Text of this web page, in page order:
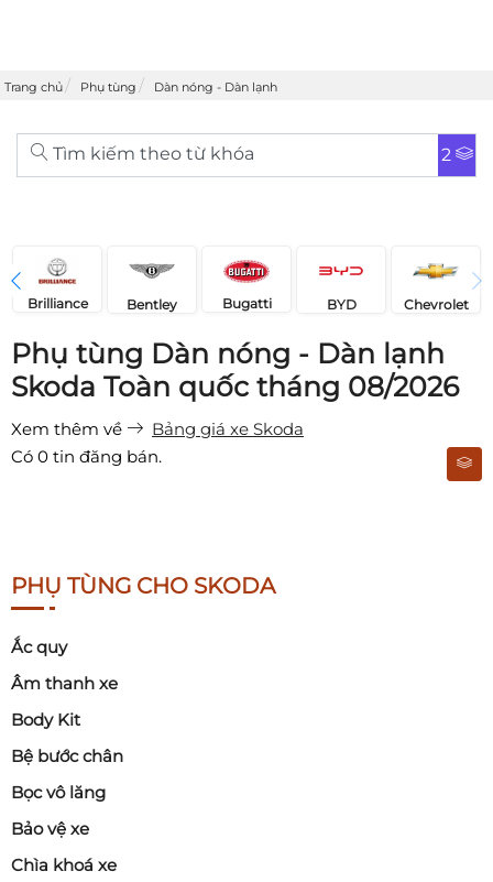
Trang chủ Phụ tùng Dàn nóng - Dàn lạnh
Tìm kiếm theo từ khóa 2
Brilliance Bentley Bugatti BYD Chevrolet
Phụ tùng Dàn nóng - Dàn lạnh
Skoda Toàn quốc tháng 08/2026
Xem thêm về
Bảng giá xe Skoda
Có 0 tin đăng bán.
PHỤ TÙNG CHO SKODA
Ắc quy
Âm thanh xe
Body Kit
Bệ bước chân
Bọc vô lăng
Bảo vệ xe
Chìa khoá xe